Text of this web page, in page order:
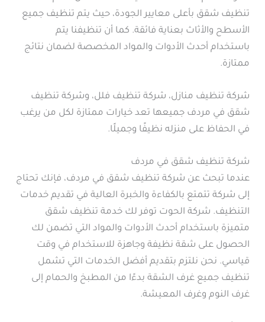
تنظيف شقق بأعلى معايير الجودة، حيث يتم تنظيف جميع
الأسطح والأثاث بعناية فائقة. كما أن تنظيفنا يتم
باستخدام أحدث الأدوات والمواد المخصصة لضمان نتائج
ممتازة.
شركة تنظيف منازل، شركة تنظيف فلل، وشركة تنظيف
شقق في مردف جميعها تعد خيارات ممتازة لكل من يرغب
في الحفاظ على منزله نظيفًا وجميلًا.
شركة تنظيف شقق في مردف
عندما تبحث عن شركة تنظيف شقق في مردف، فإنك تحتاج
إلى شركة تتمتع بالكفاءة والخبرة العالية في تقديم خدمات
التنظيف. شركة الحوت توفر لك خدمة تنظيف شقق
متميزة باستخدام أحدث الأدوات والمواد التي تضمن لك
الحصول على شقة نظيفة وجاهزة للاستخدام في وقت
قياسي. نحن نلتزم بتقديم أفضل الخدمات التي تشمل
تنظيف جميع غرف الشقة بدءًا من المطبخ والحمام إلى
غرف النوم وغرف المعيشة.